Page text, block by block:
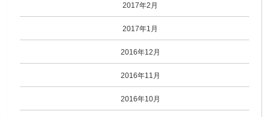
2017年2月
2017年1月
2016年12月
2016年11月
2016年10月